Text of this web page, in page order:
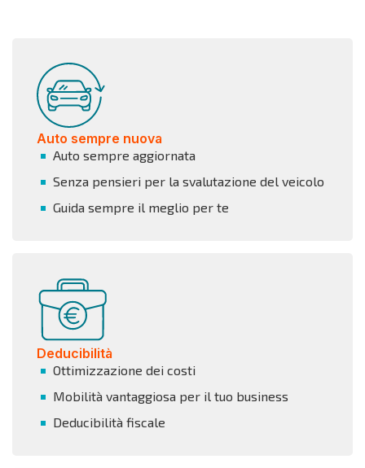
Auto sempre nuova
Auto sempre aggiornata
Senza pensieri per la svalutazione del veicolo
Guida sempre il meglio per te
Deducibilità
Ottimizzazione dei costi
Mobilità vantaggiosa per il tuo business
Deducibilità fiscale